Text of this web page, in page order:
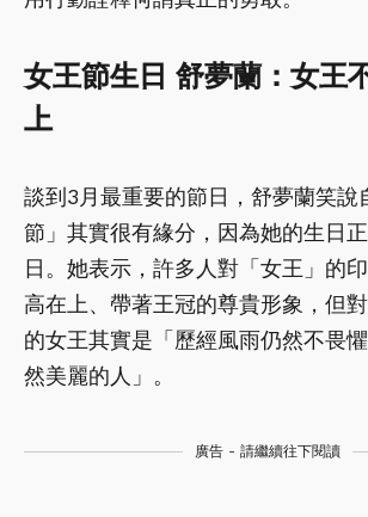
女王節生日 舒夢蘭：女王
上
談到3月最重要的節日，舒夢蘭笑說
節」其實很有緣分，因為她的生日
日。她表示，許多人對「女王」的
高在上、帶著王冠的尊貴形象，但
的女王其實是「歷經風雨仍然不畏
然美麗的人」。
廣告 - 請繼續往下閱讀